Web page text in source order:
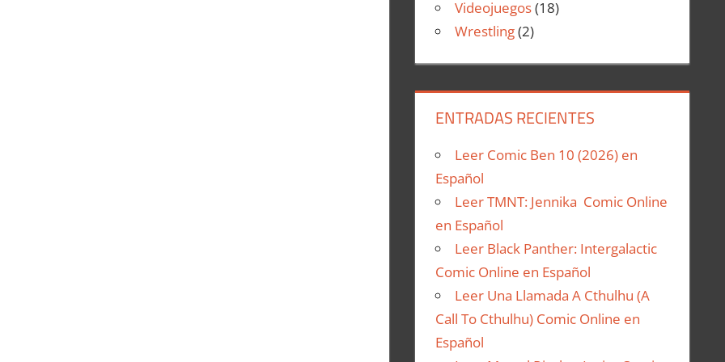
Videojuegos(18)
Wrestling(2)
ENTRADAS RECIENTES
Leer Comic Ben 10 (2026) en
Español
Leer TMNT: Jennika Comic Online
en Español
Leer Black Panther: Intergalactic
Comic Online en Español
Leer Una Llamada A Cthulhu (A
Call To Cthulhu) Comic Online en
Español